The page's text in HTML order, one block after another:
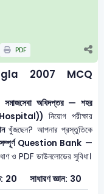
PDF
2007 MCQ
সমাজসেবা অধিদপ্তর — শহর
(Hospital)) নিয়োগ পরীক্ষার
খুঁজছেন? আপনার প্রস্তুতিকে
সম্পূর্ণ Question Bank —
ও PDF ডাউনলোডের সুবিধা।
20 সাধারণ জ্ঞান: 30